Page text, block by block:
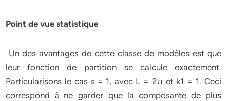
Point de vue statistique
Un des avantages de cette classe de modèles est que
leur fonction de partition se calcule exactement.
Particularisons le cas s = 1, avec L = 2π et k1 = 1. Ceci
correspond à ne garder que la composante de plus